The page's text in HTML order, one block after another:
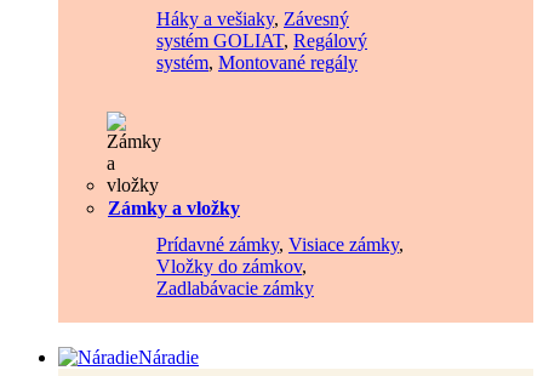
Háky a vešiaky, Závesný
systém GOLIAT, Regálový
systém, Montované regály
Zámky a vložky
Prídavné zámky, Visiace zámky,
Vložky do zámkov,
Zadlabávacie zámky
Náradie